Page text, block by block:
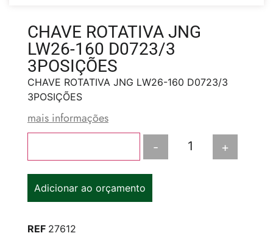
CHAVE ROTATIVA JNG
LW26-160 D0723/3
3POSIÇÕES
CHAVE ROTATIVA JNG LW26-160 D0723/3
3POSIÇÕES
mais informações
- +
Adicionar ao orçamento
REF 27612